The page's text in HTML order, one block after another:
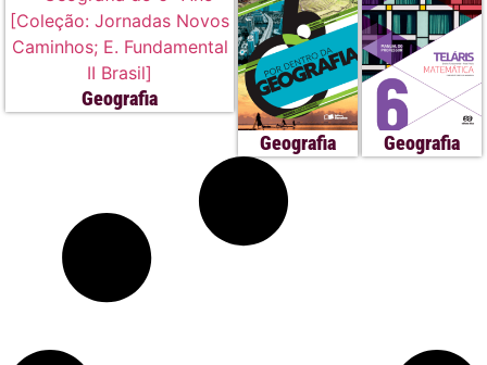
Geografia
Geografia
Geografia